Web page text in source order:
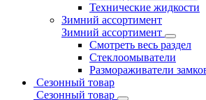
Технические жидкости
Зимний ассортимент
Зимний ассортимент
Смотреть весь раздел
Стеклоомыватели
Размораживатели
Сезонный товар
Сезонный товар